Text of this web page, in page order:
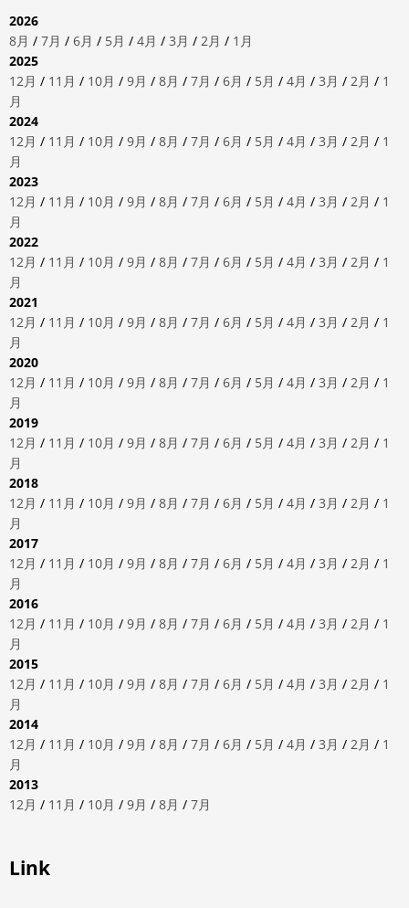
2026
8月 / 7月 / 6月 / 5月 / 4月 / 3月 / 2月 / 1月
2025
12月 / 11月 / 10月 / 9月 / 8月 / 7月 / 6月 / 5月 / 4月 / 3月 / 2月 / 1
月
2024
12月 / 11月 / 10月 / 9月 / 8月 / 7月 / 6月 / 5月 / 4月 / 3月 / 2月 / 1
月
2023
12月 / 11月 / 10月 / 9月 / 8月 / 7月 / 6月 / 5月 / 4月 / 3月 / 2月 / 1
月
2022
12月 / 11月 / 10月 / 9月 / 8月 / 7月 / 6月 / 5月 / 4月 / 3月 / 2月 / 1
月
2021
12月 / 11月 / 10月 / 9月 / 8月 / 7月 / 6月 / 5月 / 4月 / 3月 / 2月 / 1
月
2020
12月 / 11月 / 10月 / 9月 / 8月 / 7月 / 6月 / 5月 / 4月 / 3月 / 2月 / 1
月
2019
12月 / 11月 / 10月 / 9月 / 8月 / 7月 / 6月 / 5月 / 4月 / 3月 / 2月 / 1
月
2018
12月 / 11月 / 10月 / 9月 / 8月 / 7月 / 6月 / 5月 / 4月 / 3月 / 2月 / 1
月
2017
12月 / 11月 / 10月 / 9月 / 8月 / 7月 / 6月 / 5月 / 4月 / 3月 / 2月 / 1
月
2016
12月 / 11月 / 10月 / 9月 / 8月 / 7月 / 6月 / 5月 / 4月 / 3月 / 2月 / 1
月
2015
12月 / 11月 / 10月 / 9月 / 8月 / 7月 / 6月 / 5月 / 4月 / 3月 / 2月 / 1
月
2014
12月 / 11月 / 10月 / 9月 / 8月 / 7月 / 6月 / 5月 / 4月 / 3月 / 2月 / 1
月
2013
12月 / 11月 / 10月 / 9月 / 8月 / 7月
Link